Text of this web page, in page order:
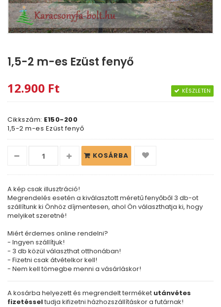
1,5-2 m-es Ezüst fenyő
12.900 Ft KÉSZLETEN
Cikkszám: E150-200
1,5-2 m-es Ezüst fenyő
KOSÁRBA
A kép csak illusztráció!
Megrendelés esetén a kiválasztott méretű fenyőből 3 db-ot
szállítunk ki Önhöz díjmentesen, ahol Ön választhatja ki, hogy
melyiket szeretné!
Miért érdemes online rendelni?
- Ingyen szállítjuk!
- 3 db közül választhat otthonában!
- Fizetni csak átvételkor kell!
- Nem kell tömegbe menni a vásárláskor!
A kosárba helyezett és megrendelt terméket utánvétes
fizetésseltudja kifizetni házhozszállításkor a futárnak!